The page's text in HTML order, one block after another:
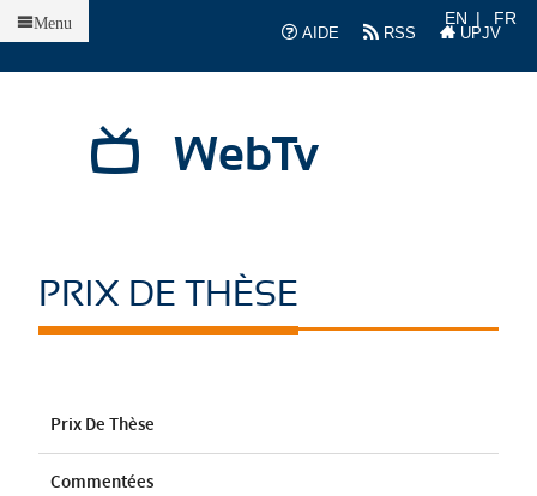
AIDE
RSS UPJV
EN FR
WebTv
Menu
PRIX DE THÈSE
Prix De Thèse
Commentées